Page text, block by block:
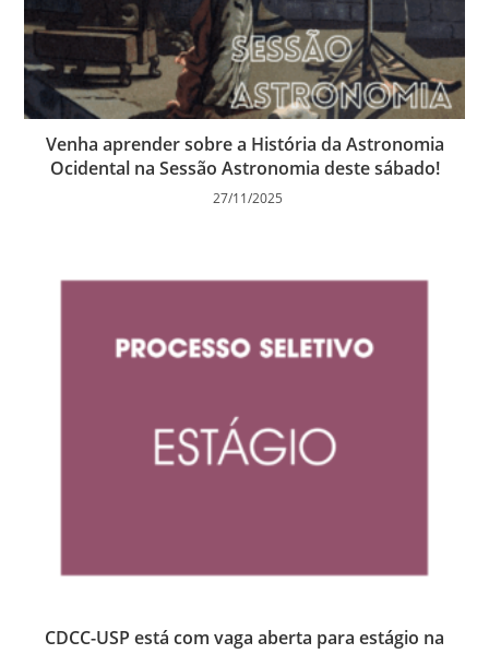
Venha aprender sobre a História da Astronomia
Ocidental na Sessão Astronomia deste sábado!
27/11/2025
CDCC-USP está com vaga aberta para estágio na